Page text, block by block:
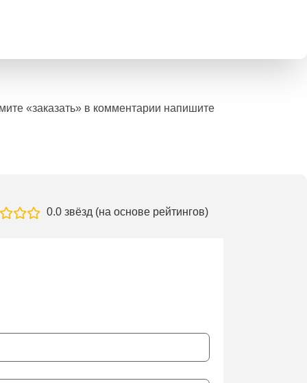
«заказать» в комментарии напишите
0.0 звёзд (на основе рейтингов)